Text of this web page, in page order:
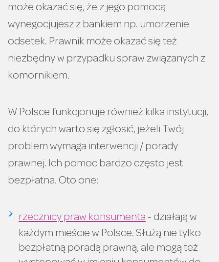
może okazać się, że z jego pomocą
wynegocjujesz z bankiem np. umorzenie
odsetek. Prawnik może okazać się też
niezbędny w przypadku spraw związanych z
komornikiem.
W Polsce funkcjonuje również kilka instytucji,
do których warto się zgłosić, jeżeli Twój
problem wymaga interwencji / porady
prawnej. Ich pomoc bardzo często jest
bezpłatna. Oto one:
rzecznicy praw konsumenta - działają w
każdym mieście w Polsce. Służą nie tylko
bezpłatną poradą prawną, ale mogą też